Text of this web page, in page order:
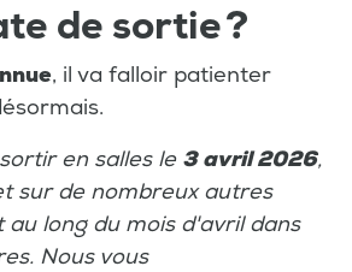
de sortie ?
, il va falloir patienter
en salles le 3 avril 2026,
sur de nombreux autres
long du mois d'avril dans
Nous vous